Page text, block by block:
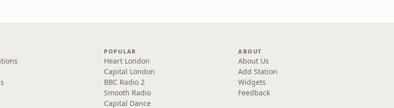
POPULAR
Heart London
Capital London
BBC Radio 2
Smooth Radio
Capital Dance
ABOUT
About Us
Add Station
Widgets
Feedback